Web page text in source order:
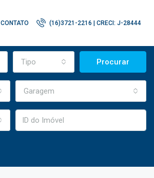
CONTATO (16)3721-2216 | CRECI: J-28444
Tipo Procurar
Garagem